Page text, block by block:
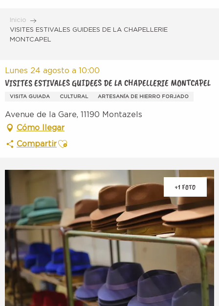
contenu
principal
Inicio
VISITES ESTIVALES GUIDEES DE LA CHAPELLERIE
MONTCAPEL
Lunes 24 agosto a 10:00
VISITES ESTIVALES GUIDEES DE LA CHAPELLERIE MONTCAPEL
VISITA GUIADA CULTURAL ARTESANÍA DE HIERRO FORJADO
Avenue de la Gare, 11190 Montazels
Cómo llegar
CompartirAjouter aux favoris
+1 FOTO